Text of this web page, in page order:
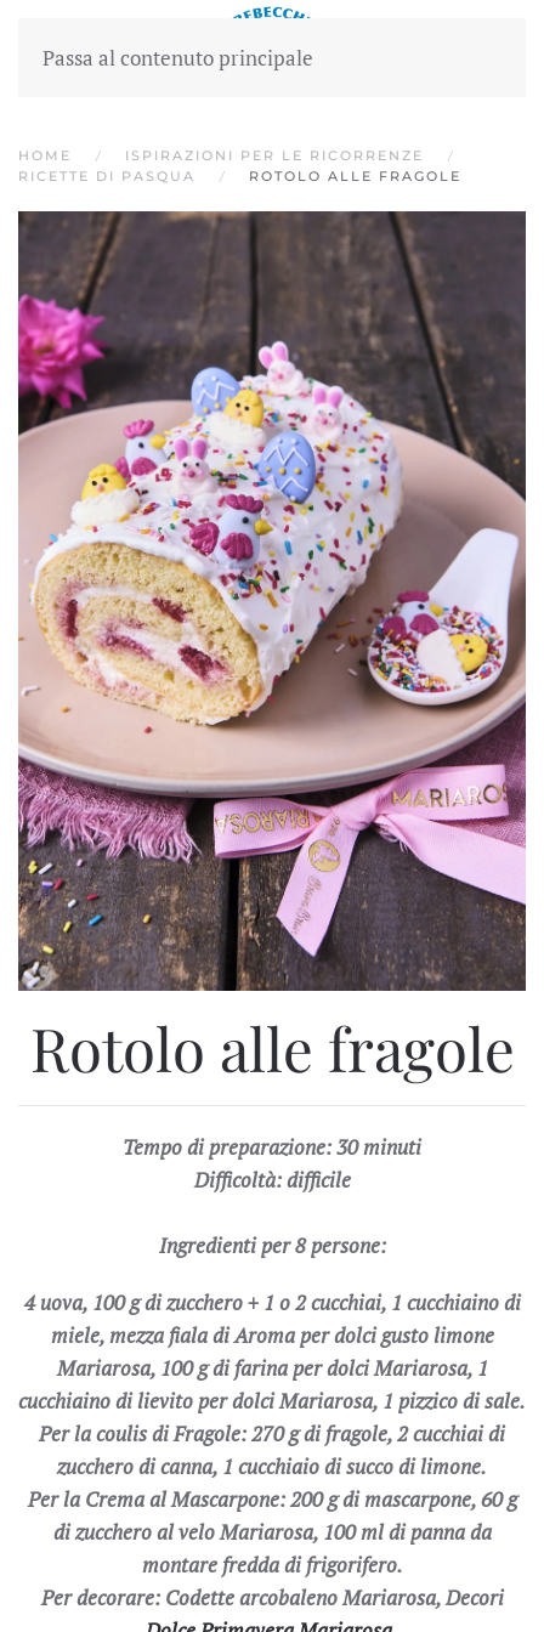
Passa al contenuto principale
HOME
ISPIRAZIONI PER LE RICORRENZE
RICETTE DI PASQUA
ROTOLO ALLE FRAGOLE
Rotolo alle fragole
Tempo di preparazione: 30 minuti
Difficoltà: difficile
Ingredienti per 8 persone:
4 uova, 100 g di zucchero + 1 o 2 cucchiai, 1 cucchiaino di
miele, mezza fiala di Aroma per dolci gusto limone
Mariarosa, 100 g di farina per dolci Mariarosa, 1
cucchiaino di lievito per dolci Mariarosa, 1 pizzico di sale.
Per la coulis di Fragole: 270 g di fragole, 2 cucchiai di
zucchero di canna, 1 cucchiaio di succo di limone.
Per la Crema al Mascarpone: 200 g di mascarpone, 60 g
di zucchero al velo Mariarosa, 100 ml di panna da
montare fredda di frigorifero.
Per decorare: Codette arcobaleno Mariarosa, Decori